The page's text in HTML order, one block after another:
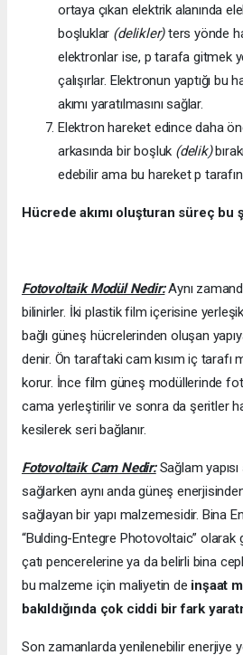
ortaya çıkan elektrik alanında
boşluklar (delikler)ters yönde
elektronlar ise, p tarafa gitmek
çalışırlar. Elektronun yaptığı bu
akımı yaratılmasını sağlar.
Elektron hareket edince daha
arkasında bir boşluk (delik)
edebilir ama bu hareket p
Hücrede akımı oluşturan süreç bu
Fotovoltaik Modül Nedir:Aynı
bilinirler. İki plastik film içerisine
bağlı güneş hücrelerinden oluşan
denir. Ön taraftaki cam kısım iç tarafı
korur. İnce film güneş modüllerinde
cama yerleştirilir ve sonra da şeritler
kesilerek seri bağlanır.
Fotovoltaik Cam Nedir:Sağlam
sağlarken aynı anda güneş
sağlayan bir yapı malzemesidir. Bina
“Bulding-Entegre Photovoltaic” olarak
çatı pencerelerine ya da belirli bina
bu malzeme için maliyetin de inşaat
bakıldığında çok ciddi bir fark
Son zamanlarda yenilenebilir enerjiye